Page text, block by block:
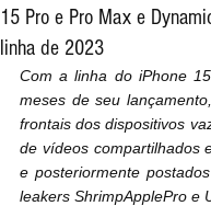
15 Pro e Pro Max e
linha de 2023
Com a linha do iPhone
meses de seu
frontais dos dispositivos
de vídeos compartilhados
e posteriormente
leakers ShrimpApplePro e